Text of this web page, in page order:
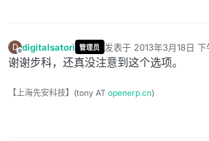
D
离线
digitalsatori 管理员 发表于 2013年3月18日
最后由 编辑
谢谢步科，还真没注意到这个选项。
【上海先安科技】(tony AT openerp.cn)